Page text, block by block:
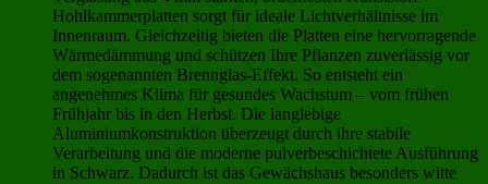
Hohlkammerplatten sorgt für ideale Lichtverhältnisse im
Innenraum. Gleichzeitig bieten die Platten eine hervorragende
Wärmedämmung und schützen Ihre Pflanzen zuverlässig vor
dem sogenannten Brennglas-Effekt. So entsteht ein
angenehmes Klima für gesundes Wachstum – vom frühen
Frühjahr bis in den Herbst. Die langlebige
Aluminiumkonstruktion überzeugt durch ihre stabile
Verarbeitung und die moderne pulverbeschichtete Ausführung
in Schwarz. Dadurch ist das Gewächshaus besonders witte